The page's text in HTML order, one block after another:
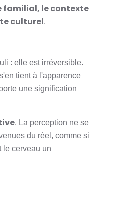
familial, le contexte
culturel.
: elle est irréversible.
s'en tient à l'apparence
une signification
. La perception ne se
du réel, comme si
le cerveau un